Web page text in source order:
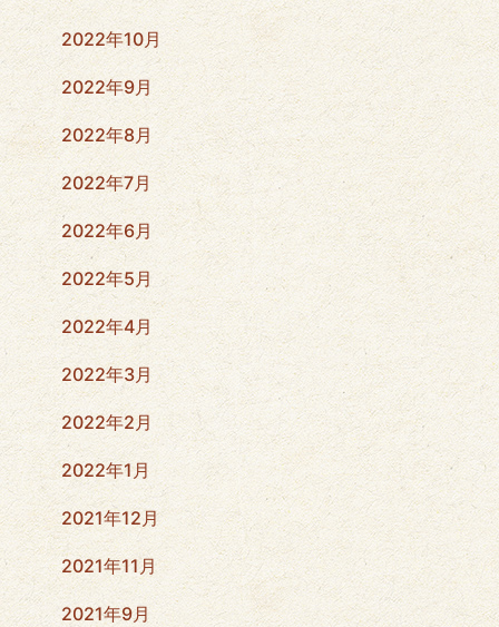
2022年10月
2022年9月
2022年8月
2022年7月
2022年6月
2022年5月
2022年4月
2022年3月
2022年2月
2022年1月
2021年12月
2021年11月
2021年9月